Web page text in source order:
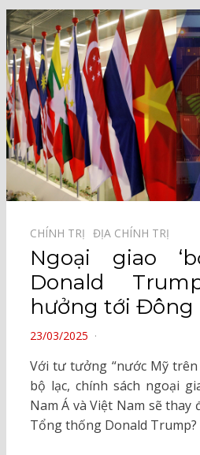
CHÍNH TRỊ⠀ ĐỊA CHÍNH TRỊ⠀
Ngoại giao
Donald
hưởng tới Đông
POSTED
23/03/2025
Với tư tưởng “nước Mỹ
bộ lạc, chính sách ngoại
Nam Á và Việt Nam sẽ
Tổng thống Donald Trump?